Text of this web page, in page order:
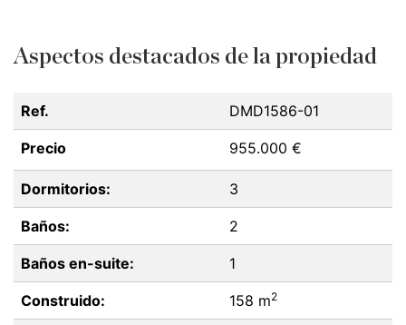
Aspectos destacados de la propiedad
Ref. DMD1586-01
Precio 955.000 €
Dormitorios: 3
Baños: 2
Baños en-suite: 1
Construido: 158 m2